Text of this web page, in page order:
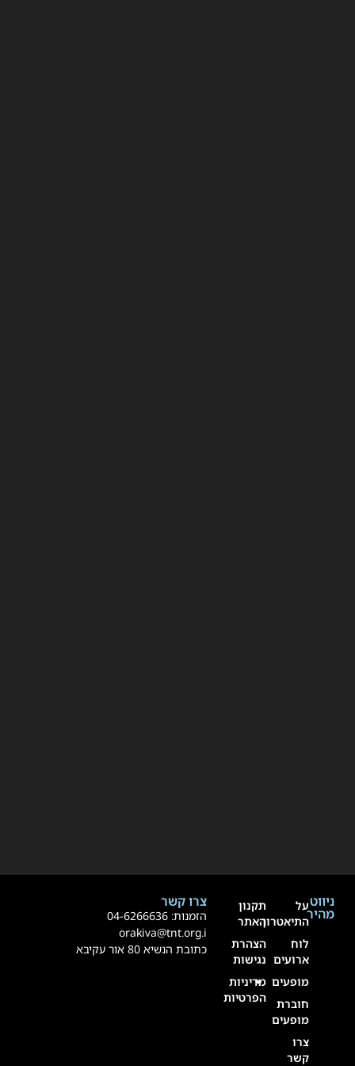
ניווט
מהירעל
התיאטרון
ארועים
מופעים
חוברת
מופעים
קשר
תקנון
האתר
הצהרת
נגישות
מדיניות
הפרטיות
צרו קשר
הזמנות: 04-6266636
orakiva@tnt.org.i
כתובת הנשיא 80 אור עקיבא